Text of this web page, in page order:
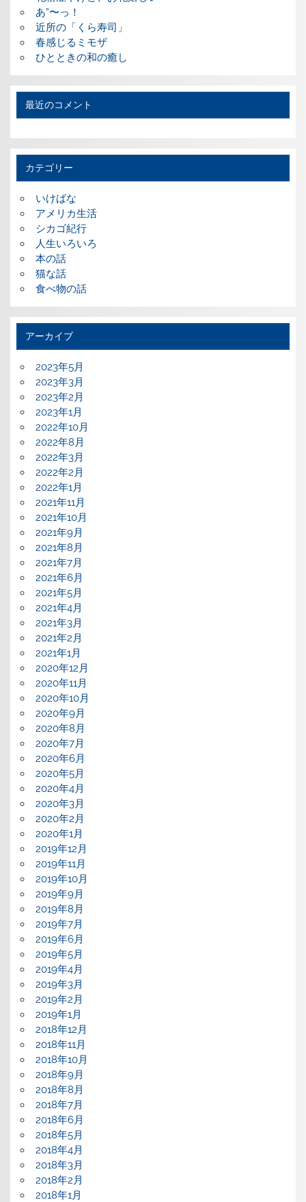
あ”〜っ！
近所の「くら寿司」
春感じるミモザ
ひとときの和の癒し
最近のコメント
カテゴリー
いけばな
アメリカ生活
シカゴ紀行
人生いろいろ
本の話
猫な話
食べ物の話
アーカイブ
2023年5月
2023年3月
2023年2月
2023年1月
2022年10月
2022年8月
2022年3月
2022年2月
2022年1月
2021年11月
2021年10月
2021年9月
2021年8月
2021年7月
2021年6月
2021年5月
2021年4月
2021年3月
2021年2月
2021年1月
2020年12月
2020年11月
2020年10月
2020年9月
2020年8月
2020年7月
2020年6月
2020年5月
2020年4月
2020年3月
2020年2月
2020年1月
2019年12月
2019年11月
2019年10月
2019年9月
2019年8月
2019年7月
2019年6月
2019年5月
2019年4月
2019年3月
2019年2月
2019年1月
2018年12月
2018年11月
2018年10月
2018年9月
2018年8月
2018年7月
2018年6月
2018年5月
2018年4月
2018年3月
2018年2月
2018年1月